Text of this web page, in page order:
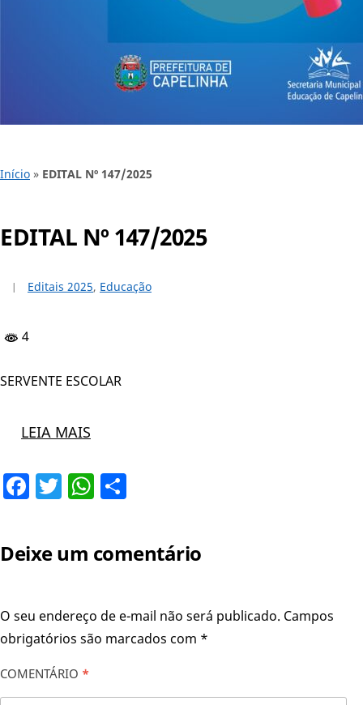
Início » EDITAL Nº 147/2025
EDITAL Nº 147/2025
Editais 2025, Educação
4
SERVENTE ESCOLAR
LEIA MAIS
Facebook
TwitterWhatsApp
Deixe um comentário
O seu endereço de e-mail não será publicado. Campos
obrigatórios são marcados com *
COMENTÁRIO *